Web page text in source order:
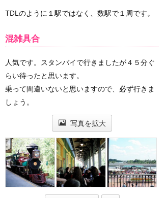
TDLのように１駅ではなく、数駅で１周です。
混雑具合
人気です。スタンバイで行きましたが４５分ぐ
らい待ったと思います。
乗って間違いないと思いますので、必ず行きま
しょう。
写真を拡大